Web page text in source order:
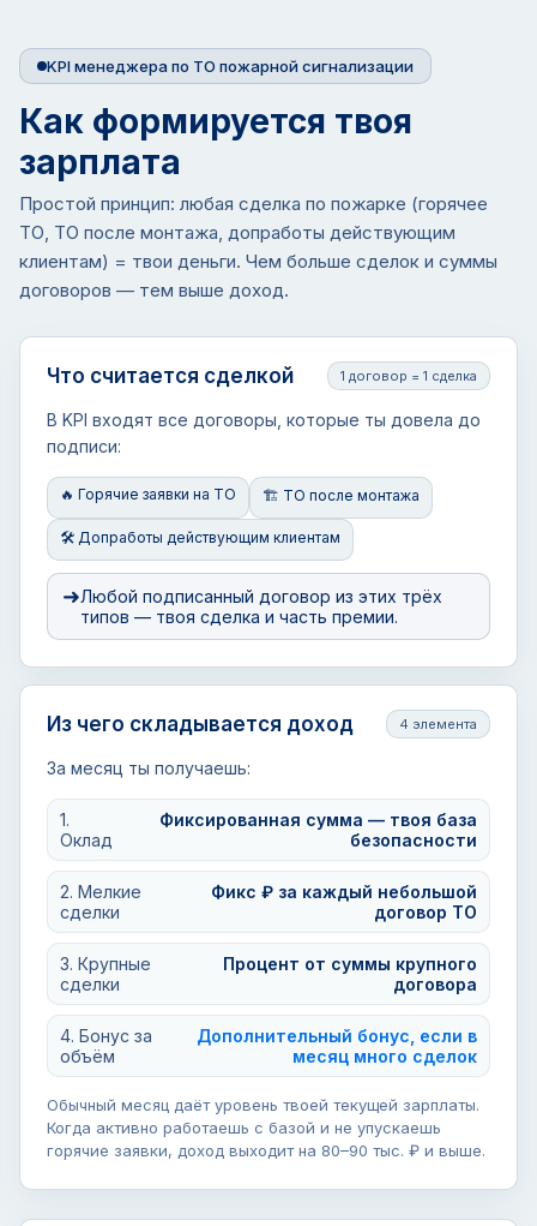
KPI менеджера по ТО пожарной сигнализации
Как формируется твоя
зарплата
Простой принцип: любая сделка по пожарке (горячее
ТО, ТО после монтажа, допработы действующим
клиентам) = твои деньги. Чем больше сделок и суммы
договоров — тем выше доход.
Что считается сделкой 1 договор = 1 сделка
В KPI входят все договоры, которые ты довела до
подписи:
🔥 Горячие заявки на ТО 🏗 ТО после монтажа
🛠 Допработы действующим клиентам
➜Любой подписанный договор из этих трёх
типов — твоя сделка и часть премии.
Из чего складывается доход 4 элемента
За месяц ты получаешь:
1.
Оклад
Фиксированная сумма — твоя база
безопасности
2. Мелкие
сделки
Фикс ₽ за каждый небольшой
договор ТО
3. Крупные
сделки
Процент от суммы крупного
договора
4. Бонус за
объём
Дополнительный бонус, если в
месяц много сделок
Обычный месяц даёт уровень твоей текущей зарплаты.
Когда активно работаешь с базой и не упускаешь
горячие заявки, доход выходит на 80–90 тыс. ₽ и выше.